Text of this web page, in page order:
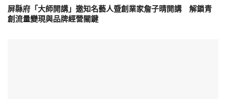
屏縣府「大師開講」邀知名藝人暨創業家詹子晴開講 解鎖青
創流量變現與品牌經營關鍵